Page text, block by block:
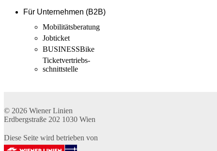
Für Unternehmen (B2B)
Mobilitäts­beratung
Jobticket
BUSINESSBike
Ticketvertriebs­
schnittstelle
© 2026 Wiener Linien
Erdbergstraße 202 1030 Wien
Diese Seite wird betrieben von